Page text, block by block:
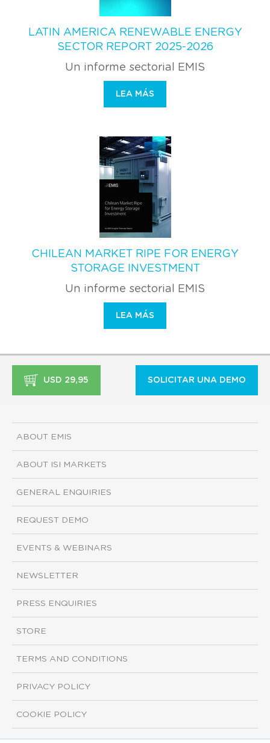
LATIN AMERICA RENEWABLE ENERGY
SECTOR REPORT 2025-2026
Un informe sectorial EMIS
LEA MÁS
CHILEAN MARKET RIPE FOR ENERGY
STORAGE INVESTMENT
Un informe sectorial EMIS
LEA MÁS
USD 29,95 SOLICITAR UNA DEMO
ABOUT EMIS
ABOUT ISI MARKETS
GENERAL ENQUIRIES
REQUEST DEMO
EVENTS & WEBINARS
NEWSLETTER
PRESS ENQUIRIES
STORE
TERMS AND CONDITIONS
PRIVACY POLICY
COOKIE POLICY